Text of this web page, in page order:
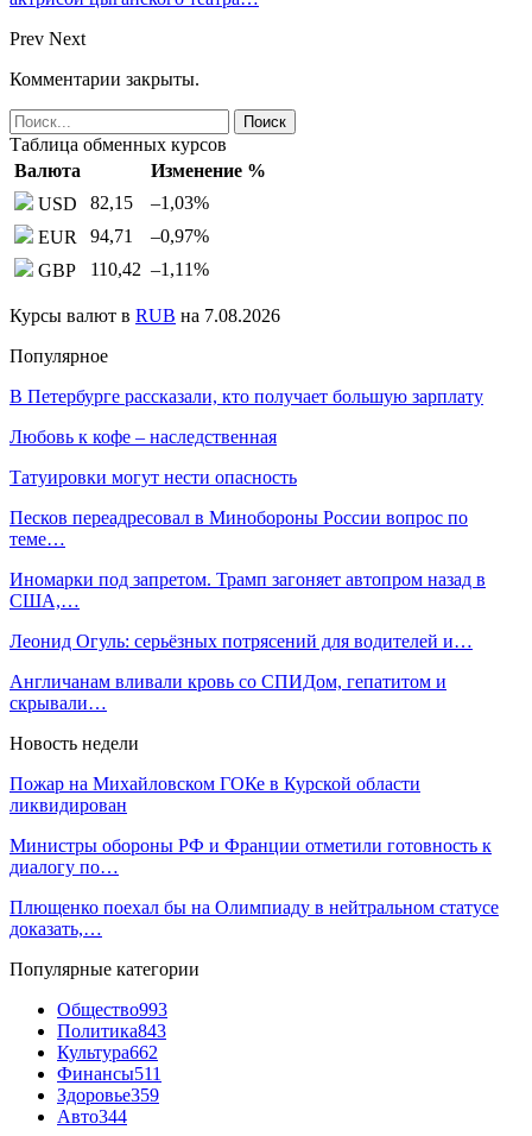
Prev Next
Комментарии закрыты.
Таблица обменных курсов
Валюта
Изменение %
USD
82,15 –1,03%
EUR
94,71 –0,97%
GBP
110,42 –1,11%
Курсы валют в RUB на 7.08.2026
Популярное
В Петербурге рассказали, кто получает большую зарплату
Любовь к кофе – наследственная
Татуировки могут нести опасность
Песков переадресовал в Минобороны России вопрос по
теме…
Иномарки под запретом. Трамп загоняет автопром назад в
США,…
Леонид Огуль: серьёзных потрясений для водителей и…
Англичанам вливали кровь со СПИДом, гепатитом и
скрывали…
Новость недели
Пожар на Михайловском ГОКе в Курской области
ликвидирован
Министры обороны РФ и Франции отметили готовность к
диалогу по…
Плющенко поехал бы на Олимпиаду в нейтральном статусе
доказать,…
Популярные категории
Общество993
Политика843
Культура662
Финансы511
Здоровье359
Авто344